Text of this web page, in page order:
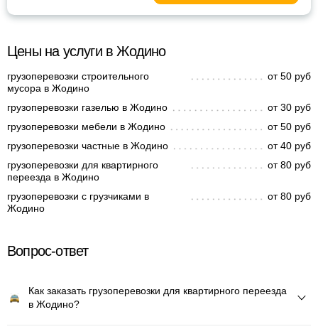
Цены на услуги в Жодино
грузоперевозки строительного
мусора в Жодино
от 50 руб
грузоперевозки газелью в Жодино
от 30 руб
грузоперевозки мебели в Жодино
от 50 руб
грузоперевозки частные в Жодино
от 40 руб
грузоперевозки для квартирного
переезда в Жодино
от 80 руб
грузоперевозки с грузчиками в
Жодино
от 80 руб
Вопрос-ответ
Как заказать грузоперевозки для квартирного переезда
в Жодино?